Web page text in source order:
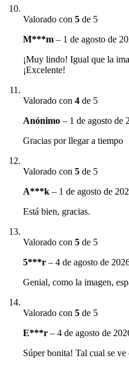
Valorado con5 de 5
M***m– 1 de agosto de
¡Muy lindo! Igual que la
¡Excelente!
Valorado con4 de 5
Anónimo– 1 de agosto de
Gracias por llegar a tiempo
Valorado con5 de 5
A***k– 1 de agosto de
Está bien, gracias.
Valorado con5 de 5
5***r– 4 de agosto de
Genial, como la imagen,
Valorado con5 de 5
E***r– 4 de agosto de
Súper bonita! Tal cual se